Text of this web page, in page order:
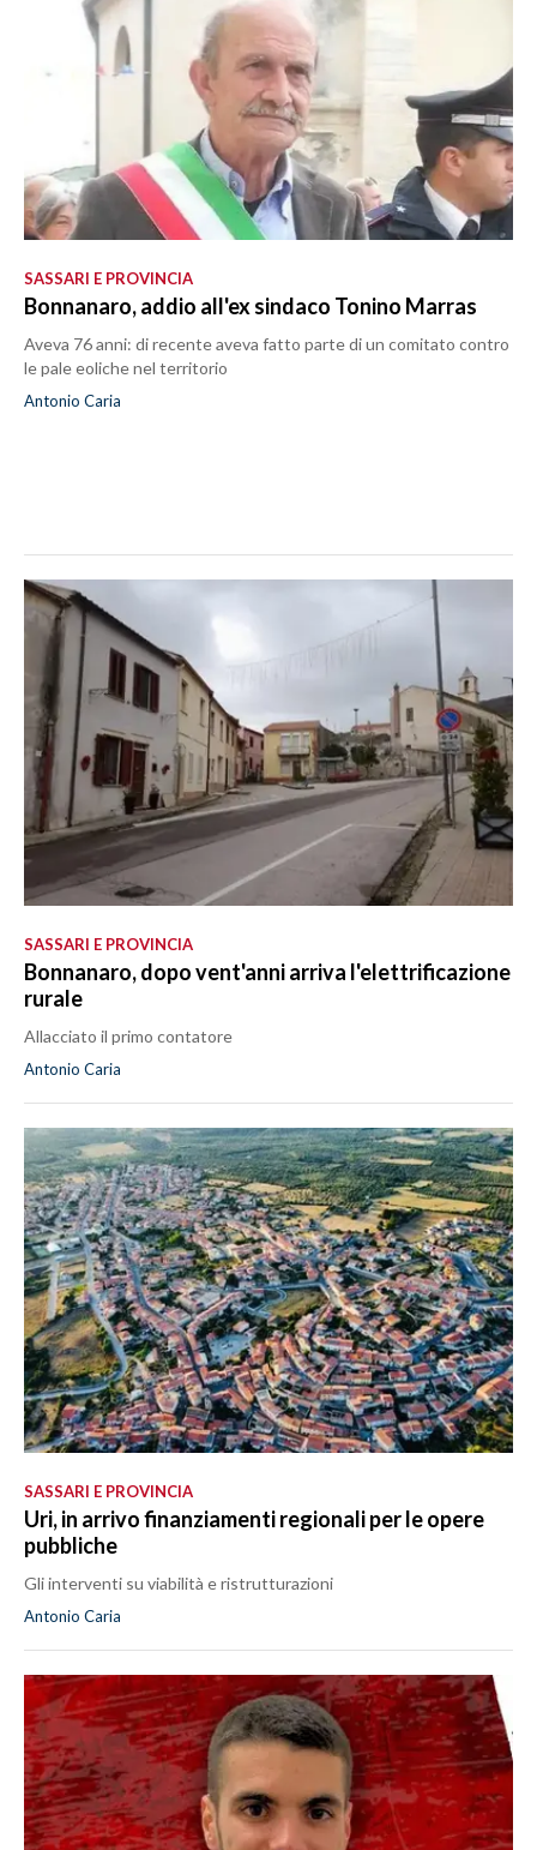
SASSARI E PROVINCIA
Bonnanaro, addio all'ex sindaco Tonino Marras
Aveva 76 anni: di recente aveva fatto parte di un comitato contro
le pale eoliche nel territorio
Antonio Caria
SASSARI E PROVINCIA
Bonnanaro, dopo vent'anni arriva l'elettrificazione
rurale
Allacciato il primo contatore
Antonio Caria
SASSARI E PROVINCIA
Uri, in arrivo finanziamenti regionali per le opere
pubbliche
Gli interventi su viabilità e ristrutturazioni
Antonio Caria